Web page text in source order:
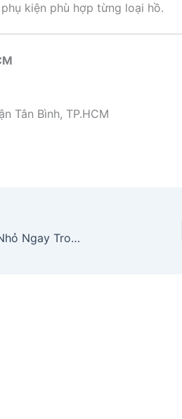
kiện phù hợp từng loại hồ.
Tân Bình, TP.HCM
Hồ Cá Nước Mặn – Tái Hiện Đại Dương Thu Nhỏ Ngay Trong Không Gian Của Bạn